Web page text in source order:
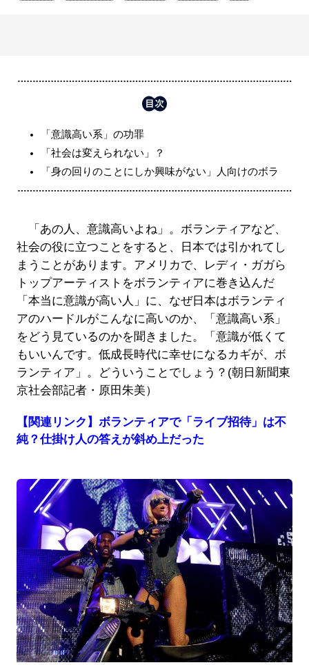
「意識高い系」の功罪
「社会は変えられない」？
「身の回りのことにしか興味がない」人向けのボラ
「あの人、意識高いよね」。ボランティアなど、
社会の役に立つことをすると、日本では引かれてし
まうことがあります。アメリカで、レディ・ガガら
トップアーティストをボランティアに巻き込んだ
「本当に意識が高い人」に、なぜ日本はボランティ
アのハードルがこんなに高いのか、「意識高い系」
をどう見ているのかを聞きました。「意識が低くて
もいいんです。低成長時代に幸せになるカギが、ボ
ランティア」。どういうことでしょう？(朝日新聞東
京社会部記者・原田朱美）
【関連リンク】ボランティアで「ライブ招待」は不
純？仕掛け人の答えが斜め上だった